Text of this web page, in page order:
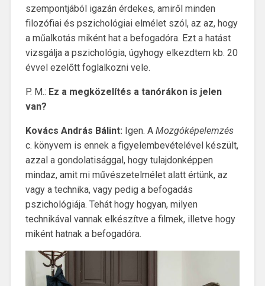
szempontjából igazán érdekes, amiről minden
filozófiai és pszichológiai elmélet szól, az az, hogy
a műalkotás miként hat a befogadóra. Ezt a hatást
vizsgálja a pszichológia, úgyhogy elkezdtem kb. 20
évvel ezelőtt foglalkozni vele.
P. M.: Ez a megközelítés a tanórákon is jelen
van?
Kovács András Bálint: Igen. A Mozgóképelemzés
c. könyvem is ennek a figyelembevételével készült,
azzal a gondolatisággal, hogy tulajdonképpen
mindaz, amit mi művészetelmélet alatt értünk, az
vagy a technika, vagy pedig a befogadás
pszichológiája. Tehát hogy hogyan, milyen
technikával vannak elkészítve a filmek, illetve hogy
miként hatnak a befogadóra.